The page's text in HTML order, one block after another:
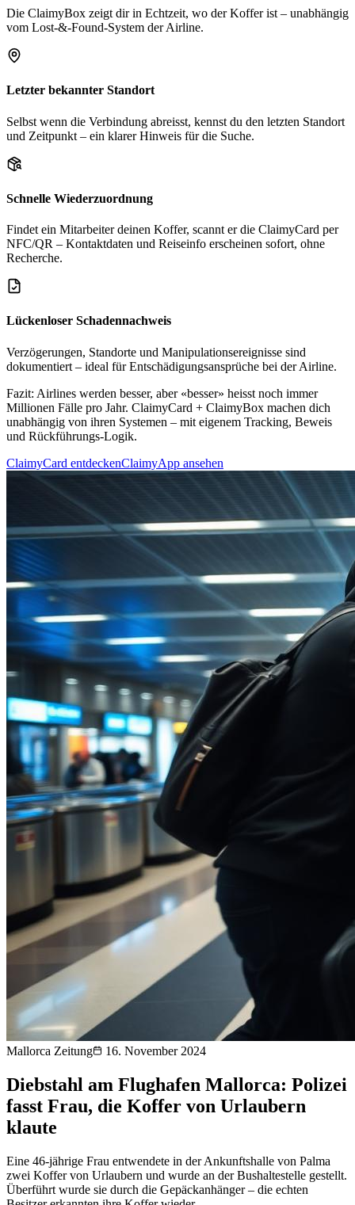
Die ClaimyBox zeigt dir in Echtzeit, wo der Koffer ist – unabhängig
vom Lost-&-Found-System der Airline.
Letzter bekannter Standort
Selbst wenn die Verbindung abreisst, kennst du den letzten Standort
und Zeitpunkt – ein klarer Hinweis für die Suche.
Schnelle Wiederzuordnung
Findet ein Mitarbeiter deinen Koffer, scannt er die ClaimyCard per
NFC/QR – Kontaktdaten und Reiseinfo erscheinen sofort, ohne
Recherche.
Lückenloser Schadennachweis
Verzögerungen, Standorte und Manipulationsereignisse sind
dokumentiert – ideal für Entschädigungsansprüche bei der Airline.
Fazit: Airlines werden besser, aber «besser» heisst noch immer
Millionen Fälle pro Jahr. ClaimyCard + ClaimyBox machen dich
unabhängig von ihren Systemen – mit eigenem Tracking, Beweis
und Rückführungs-Logik.
ClaimyCard entdeckenClaimyApp ansehen
Mallorca Zeitung 16. November 2024
Diebstahl am Flughafen Mallorca: Polizei
fasst Frau, die Koffer von Urlaubern
klaute
Eine 46-jährige Frau entwendete in der Ankunftshalle von Palma
zwei Koffer von Urlaubern und wurde an der Bushaltestelle gestellt.
Überführt wurde sie durch die Gepäckanhänger – die echten